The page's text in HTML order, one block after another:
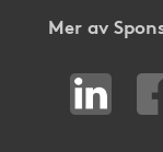
Mer av